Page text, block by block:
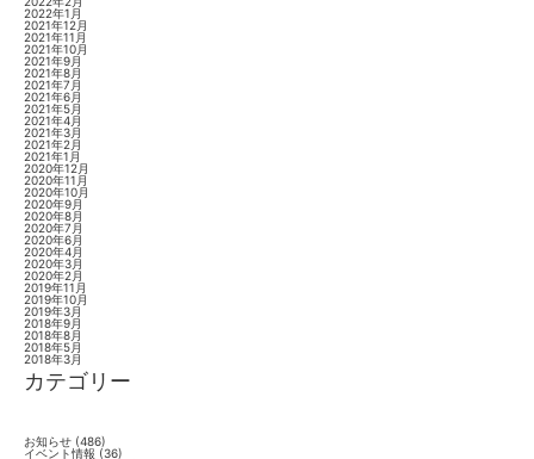
2022年1月
2021年12月
2021年11月
2021年10月
2021年9月
2021年8月
2021年7月
2021年6月
2021年5月
2021年4月
2021年3月
2021年2月
2021年1月
2020年12月
2020年11月
2020年10月
2020年9月
2020年8月
2020年7月
2020年6月
2020年4月
2020年3月
2020年2月
2019年11月
2019年10月
2019年3月
2018年9月
2018年8月
2018年5月
2018年3月
カテゴリー
お知らせ (486)
イベント情報 (36)